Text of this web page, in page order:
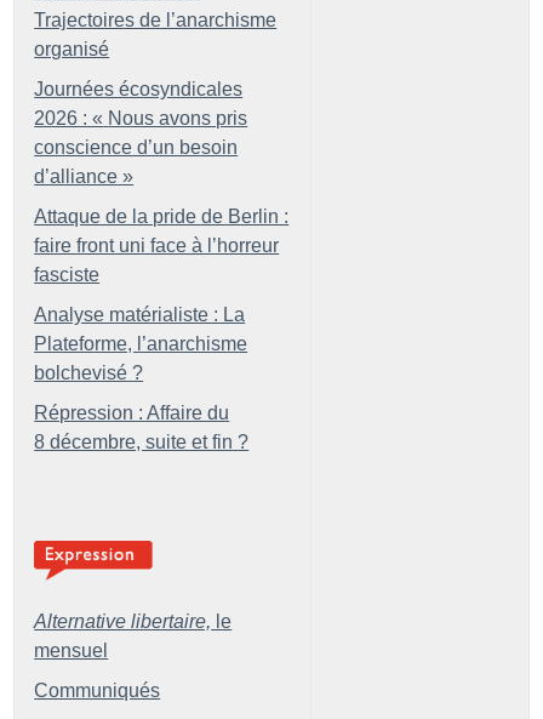
Trajectoires de l’anarchisme
organisé
Journées écosyndicales
2026 : « Nous avons pris
conscience d’un besoin
d’alliance »
Attaque de la pride de Berlin :
faire front uni face à l’horreur
fasciste
Analyse matérialiste : La
Plateforme, l’anarchisme
bolchevisé ?
Répression : Affaire du
8 décembre, suite et fin ?
Alternative libertaire, le
mensuel
Communiqués